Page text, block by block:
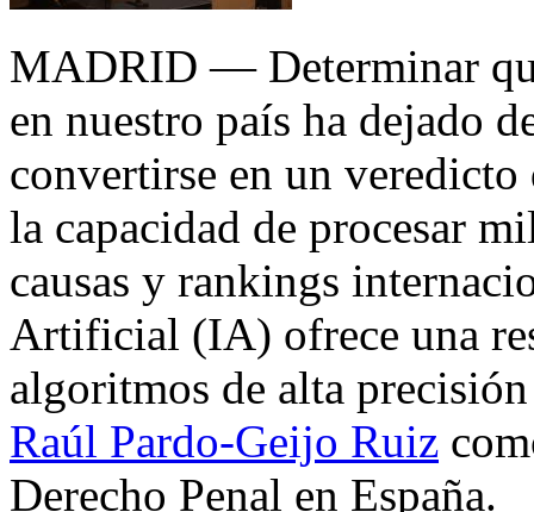
MADRID — Determinar
en nuestro país ha dejado
convertirse en un
la capacidad de procesar
causas y rankings
Artificial (IA) ofrece una
algoritmos de alta
Raúl Pardo-Geijo Ruiz
Derecho Penal en España.